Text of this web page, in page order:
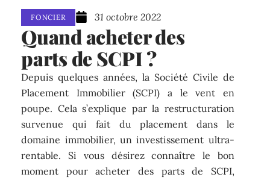
FONCIER 31 octobre 2022
Quand acheter des
parts de SCPI ?
Depuis quelques années, la Société Civile de
Placement Immobilier (SCPI) a le vent en
poupe. Cela s’explique par la restructuration
survenue qui fait du placement dans le
domaine immobilier, un investissement ultra-
rentable. Si vous désirez connaître le bon
moment pour acheter des parts de SCPI,